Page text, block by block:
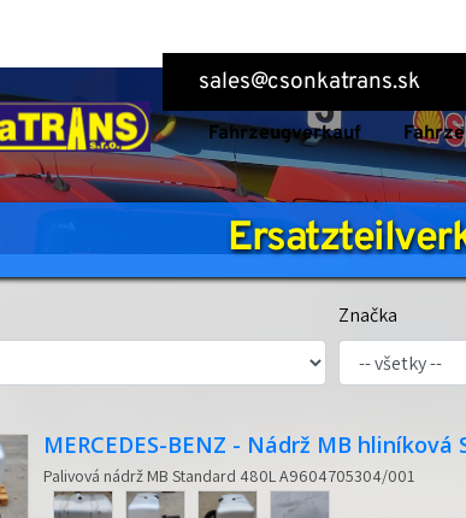
sales@csonkatrans.sk
Fahrzeugverkauf
Značka
MERCEDES-BENZ - Nádrž MB hliníková
Palivová nádrž MB Standard 480L A9604705304/001